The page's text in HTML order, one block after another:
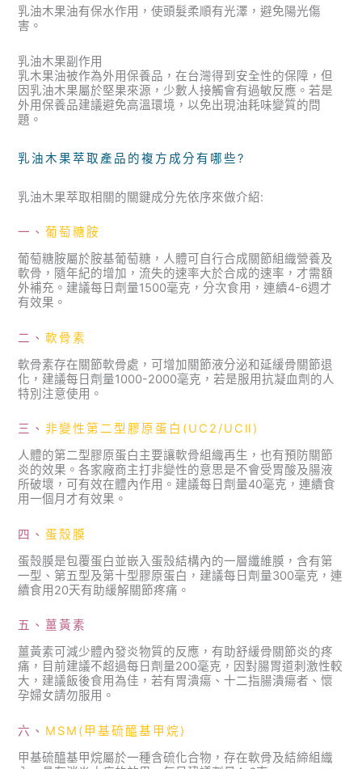
乳油木果油有保水作用，使頭髮柔順有光澤，避免陽光傷
害。
乳油木果副作用
乳木果油被作為外用保養品，在台灣得到安全性的保障，但
因乳油木果屬於堅果來源，少數人接觸會有過敏反應。若是
外用保養品建議避免高溫環境，以免出現油耗味變質的問
題。
乳油木果萃取產品的複方成分有哪些?
乳油木果萃取相關的關鍵成分先依序來做介紹:
一、葡萄糖胺
葡萄糖胺屬於胺基葡萄糖，人體可自行合成關節組織營養及
軟骨，隨年紀的增加，流失的速率大於合成的速率，才需額
外補充。建議每日劑量1500毫克，分次食用，連續4-6週才
有效果。
二、軟骨素
軟骨素存在關節軟骨處，可增加關節液分泌和延緩骨關節退
化，建議每日劑量1000-2000毫克，若是服用抗凝血劑的人
特別注意使用。
三、非變性第二型膠原蛋白(UC2/UCⅡ)
人體的第二型膠原蛋白主要讓軟骨組織再生，也有預防關節
炎的效果。各家廠商主打非變性的意思是不會受胃酸及腸液
所破壞，可有效在體內作用。建議每日劑量40毫克，連續食
用一個月才有效果。
四、蛋殼膜
蛋殼膜是包覆蛋白並嵌入蛋殼結構內的一層纖維膜，含有第
一型、第五型及第十型膠原蛋白，建議每日劑量300毫克，連
續食用20天有助緩解關節疼痛。
五、薑黃素
薑黃素可減少體內發炎物質的反應，有助舒緩骨關節炎的疼
痛，目前建議不超過每日劑量200毫克，因對腸胃道刺激性較
大，建議飯後食用為佳，若有胃潰瘍、十二指腸潰瘍者、懷
孕婦女請勿服用。
六、 MSM(甲基硫醯基甲烷)
甲基硫醯基甲烷屬於一種含硫化合物，存在軟骨及結締組織